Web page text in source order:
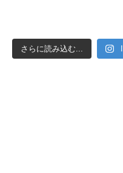
さらに読み込む...